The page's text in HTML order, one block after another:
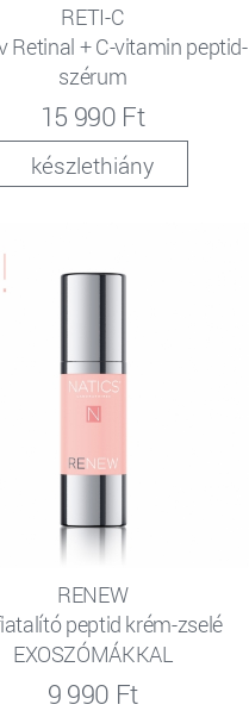
RETI-C
Retinal + C-vitamin peptid-
szérum
15 990 Ft
készlethiány
RENEW
peptid krém-zselé
EXOSZÓMÁKKAL
9 990 Ft